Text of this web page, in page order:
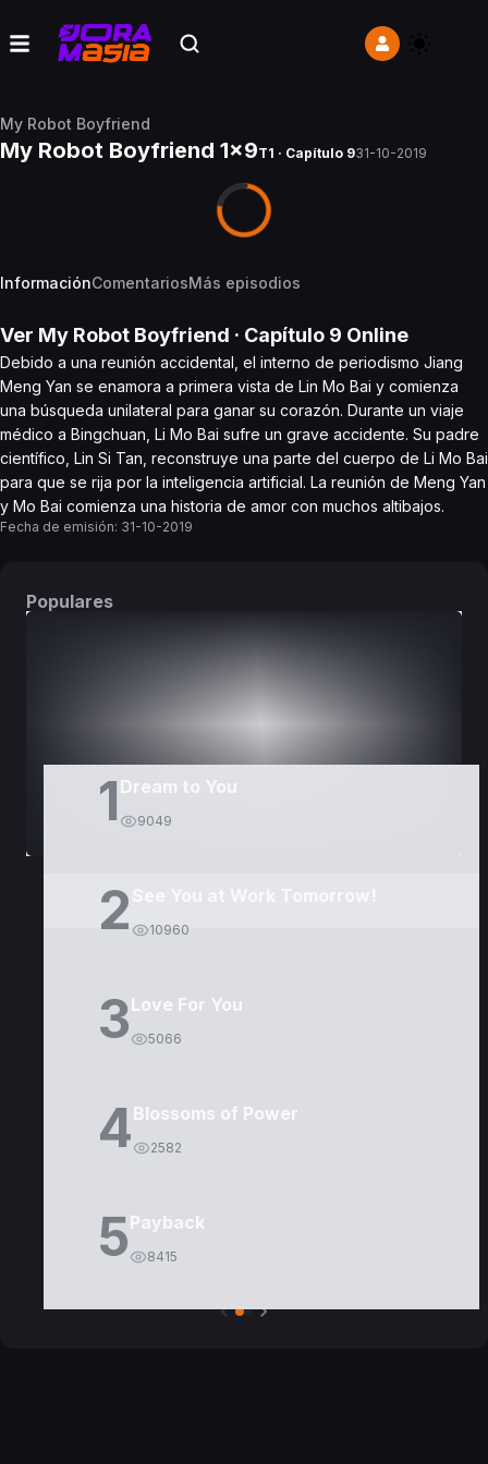
My Robot Boyfriend
My Robot Boyfriend 1x9T1 · Capítulo 931-10-2019
InformaciónComentariosMás episodios
Ver My Robot Boyfriend · Capítulo 9 Online
Debido a una reunión accidental, el interno de periodismo Jiang
Meng Yan se enamora a primera vista de Lin Mo Bai y comienza
una búsqueda unilateral para ganar su corazón. Durante un viaje
médico a Bingchuan, Li Mo Bai sufre un grave accidente. Su padre
científico, Lin Si Tan, reconstruye una parte del cuerpo de Li Mo Bai
para que se rija por la inteligencia artificial. La reunión de Meng Yan
y Mo Bai comienza una historia de amor con muchos altibajos.
Fecha de emisión: 31-10-2019
Populares
1 Dream to You
9049
2 10960
3Love For You
5066
4Blossoms of Power
2582
5Payback
8415